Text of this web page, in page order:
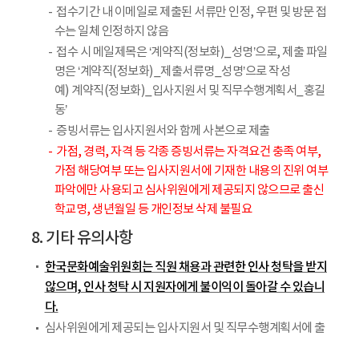
접수기간 내 이메일로 제출된 서류만 인정, 우편 및 방문 접
수는 일체 인정하지 않음
접수 시 메일제목은 ‘계약직(정보화)_성명’으로, 제출 파일
명은 ‘계약직(정보화)_제출서류명_성명’으로 작성
예) 계약직(정보화)_입사지원서 및 직무수행계획서_홍길
동’
증빙서류는 입사지원서와 함께 사본으로 제출
가점, 경력, 자격 등 각종 증빙서류는 자격요건 충족 여부,
가점 해당여부 또는 입사지원서에 기재한 내용의 진위 여부
파악에만 사용되고 심사위원에게 제공되지 않으므로 출신
학교명, 생년월일 등 개인정보 삭제 불필요
8. 기타 유의사항
한국문화예술위원회는 직원 채용과 관련한 인사 청탁을 받지
않으며, 인사 청탁 시 지원자에게 불이익이 돌아갈 수 있습니
다.
심사위원에게 제공되는 입사지원서 및 직무수행계획서에 출